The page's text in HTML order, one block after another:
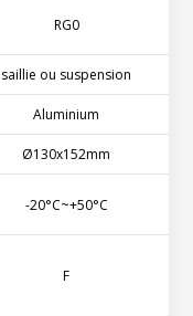
RG0
saillie ou suspension
Aluminium
Ø130x152mm
-20°C~+50°C
F